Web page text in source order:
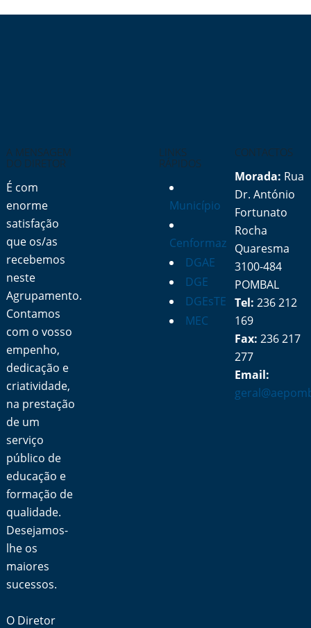
A MENSAGEM
DO DIRETOR
É com
enorme
satisfação
que os/as
recebemos
neste
Agrupamento.
Contamos
com o vosso
empenho,
dedicação e
criatividade,
na prestação
de um
serviço
público de
educação e
formação de
qualidade.
Desejamos-
lhe os
maiores
sucessos.
O Diretor
LINKS
RÁPIDOS
Município
Cenformaz
DGAE
DGE
DGEsTE
MEC
CONTACTOS
Morada: Rua
Dr. António
Fortunato
Rocha
Quaresma
3100-484
POMBAL
Tel: 236 212
169
Fax: 236 217
277
Email: